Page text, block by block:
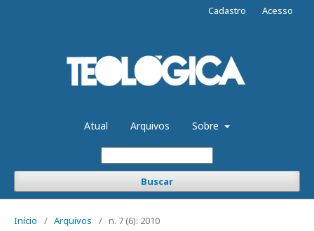
Atual Arquivos Sobre
Buscar
Cadastro Acesso
Início / Arquivos / n. 7 (6): 2010